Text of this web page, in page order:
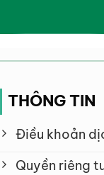
THÔNG TIN
Điều khoản
Quyền riêng